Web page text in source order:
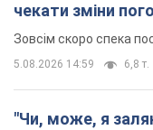
чекати зміни
Зовсім скоро спека
5.08.2026 14:59 6,8 т.
"Чи, може, я